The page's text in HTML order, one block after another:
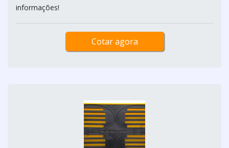
informações!
Cotar agora